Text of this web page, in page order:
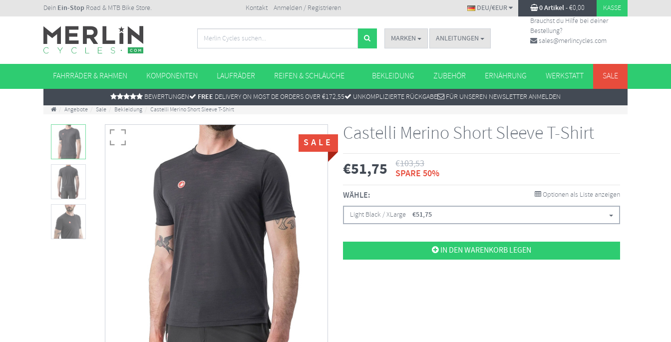
Dein Ein-Stop Road & MTB Bike Store. Kontakt Anmelden / Registrieren 0 Artikel-€0,00 KASSE
DEU/€EUR
MARKEN ANLEITUNGEN
Brauchst du Hilfe bei deiner
Bestellung?
sales@merlincycles.com
FAHRRÄDER & RAHMEN KOMPONENTEN LAUFRÄDER REIFEN & SCHLÄUCHE BEKLEIDUNG ZUBEHÖR ERNÄHRUNG WERKSTATT SALE
BEWERTUNGEN FREE DELIVERY ON MOST DE ORDERS OVER €172,55 UNKOMPLIZIERTE RÜCKGABE FÜR UNSEREN NEWSLETTER ANMELDEN
Angebote Sale Bekleidung Castelli Merino Short Sleeve T-Shirt
SALE Castelli Merino Short Sleeve T-Shirt
€51,75 €103,53
SPARE 50%
WÄHLE: Optionen als Liste anzeigen
Light Black / XLarge €51,75
IN DEN WARENKORB LEGEN